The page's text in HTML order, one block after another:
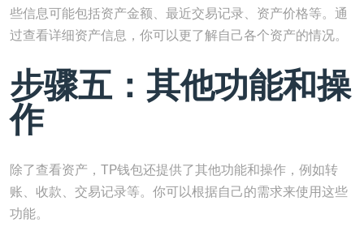
些信息可能包括资产金额、最近交易记录、资产价格等。通
过查看详细资产信息，你可以更了解自己各个资产的情况。
步骤五：其他功能和操
作
除了查看资产，TP钱包还提供了其他功能和操作，例如转
账、收款、交易记录等。你可以根据自己的需求来使用这些
功能。